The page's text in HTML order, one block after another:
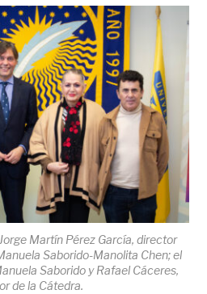
Martín Pérez García, director
Saborido-Manolita Chen; el
Saborido y Rafael Cáceres,
de la Cátedra.